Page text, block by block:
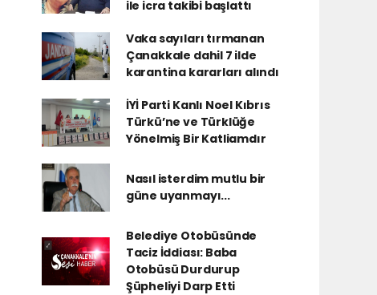
ile icra takibi başlattı
Vaka sayıları tırmanan
Çanakkale dahil 7 ilde
karantina kararları alındı
İYİ Parti Kanlı Noel Kıbrıs
Türkü’ne ve Türklüğe
Yönelmiş Bir Katliamdır
Nasıl isterdim mutlu bir
güne uyanmayı...
Belediye Otobüsünde
Taciz İddiası: Baba
Otobüsü Durdurup
Şüpheliyi Darp Etti